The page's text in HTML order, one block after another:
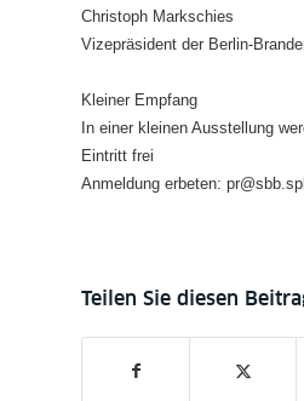
Christoph Markschies
Vizepräsident der Berlin-
Kleiner Empfang
In einer kleinen Ausstellung
Eintritt frei
Anmeldung erbeten: